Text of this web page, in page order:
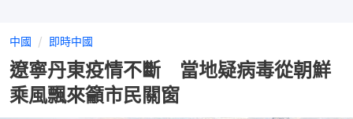
中國 即時中國
遼寧丹東疫情不斷 當地疑病毒從朝鮮
乘風飄來籲市民關窗